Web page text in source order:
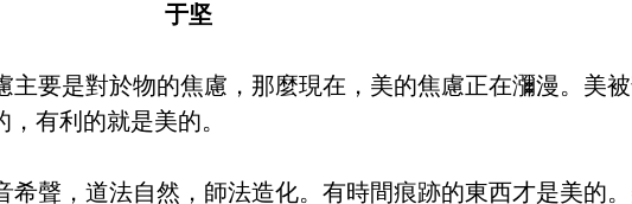
于坚
要是對於物的焦慮，那麼現在，美的焦慮正在瀰漫。美
有利的就是美的。
，道法自然，師法造化。有時間痕跡的東西才是美的